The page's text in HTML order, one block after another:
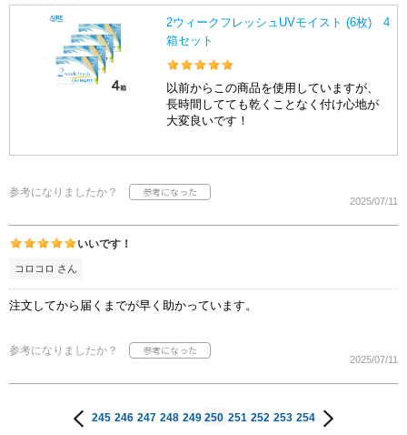
2ウィークフレッシュUVモイスト (6枚) 4
箱セット
以前からこの商品を使用していますが、
長時間してても乾くことなく付け心地が
大変良いです！
参考になりましたか？
2025/07/11
いいです！
コロコロ さん
注文してから届くまでが早く助かっています。
参考になりましたか？
2025/07/11
245 246 247 248 249 250 251 252 253 254